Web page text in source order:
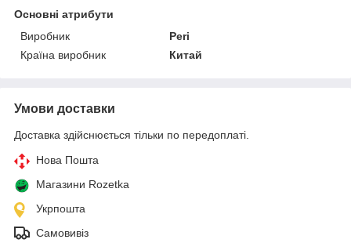
Основні атрибути
Виробник
Peri
Країна виробник
Китай
Умови доставки
Доставка здійснюється тільки по передоплаті.
Нова Пошта
Магазини Rozetka
Укрпошта
Самовивіз